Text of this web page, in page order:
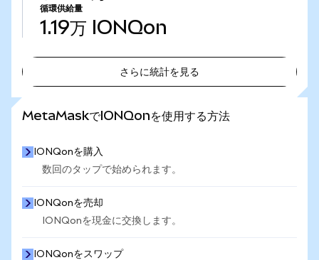
循環供給量
1.19万 IONQon
さらに統計を見る
MetaMaskでIONQonを使用する方法
IONQonを購入
数回のタップで始められます。
IONQonを売却
IONQonを現金に交換します。
IONQonをスワップ